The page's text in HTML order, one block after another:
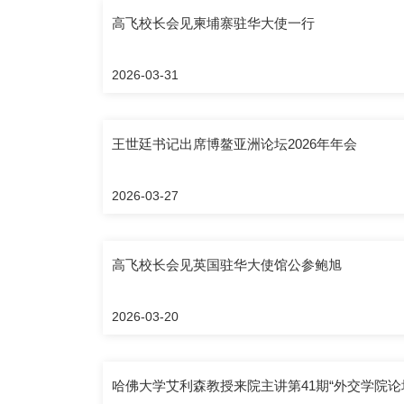
高飞校长会见柬埔寨驻华大使一行
2026-03-31
王世廷书记出席博鳌亚洲论坛2026年年会
2026-03-27
高飞校长会见英国驻华大使馆公参鲍旭
2026-03-20
哈佛大学艾利森教授来院主讲第41期“外交学院论